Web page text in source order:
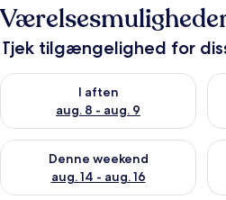
Tjek tilgængelighed for
I aften
aug. 8 - aug. 9
Tjek tilgængelighed for i aften aug.
Denne weekend
aug. 14 - aug. 16
Tjek tilgængelighed for denne